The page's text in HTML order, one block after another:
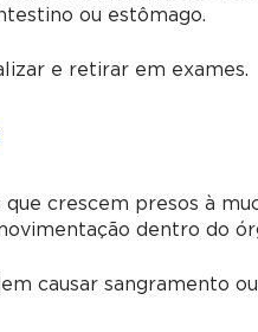
ou estômago.
e retirar em exames.
crescem presos à
dentro do
causar sangramento